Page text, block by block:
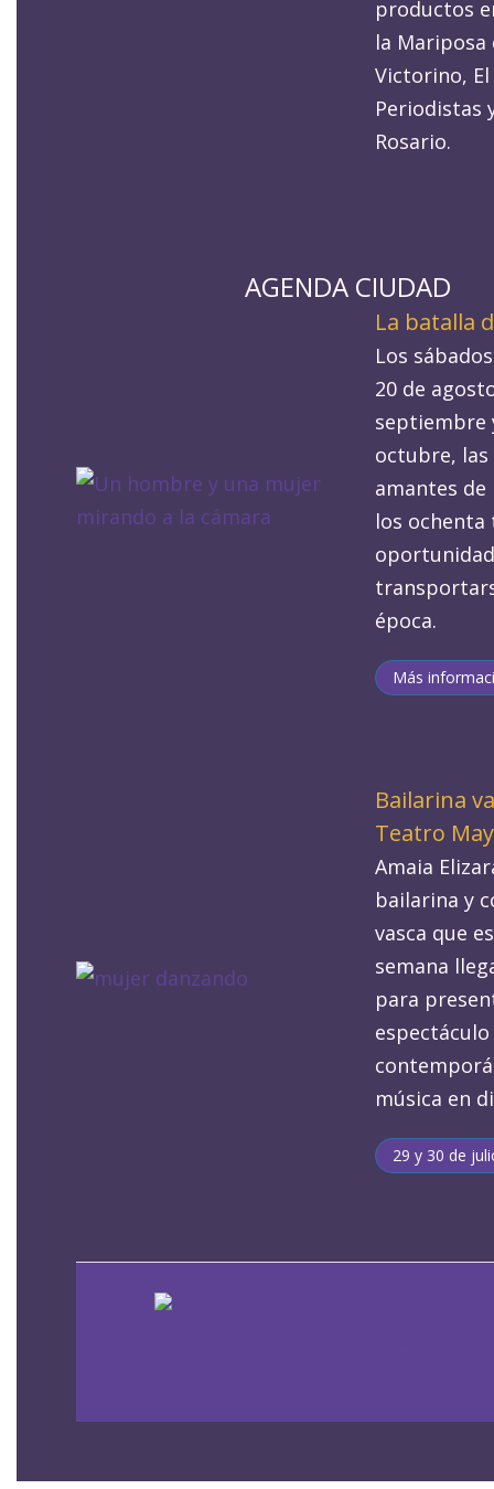
productos
la Mariposa
Victorino,
Periodistas
Rosario.
AGENDA CIUDAD
La batalla
Los
20 de
septiembre
octubre, las
amantes de
los ochenta
época.
Más
Bailarina
Teatro
Amaia
bailarina y
vasca que
semana
para
música en
29 y 30 de